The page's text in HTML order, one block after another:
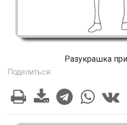
Разукрашка
Поделиться: